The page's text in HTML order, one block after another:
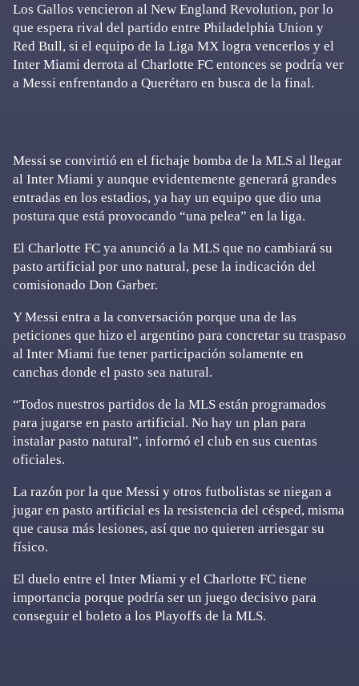
Los Gallos vencieron al New England Revolution, por lo
que espera rival del partido entre Philadelphia Union y
Red Bull, si el equipo de la Liga MX logra vencerlos y el
Inter Miami derrota al Charlotte FC entonces se podría ver
a Messi enfrentando a Querétaro en busca de la final.
Messi se convirtió en el fichaje bomba de la MLS al llegar
al Inter Miami y aunque evidentemente generará grandes
entradas en los estadios, ya hay un equipo que dio una
postura que está provocando “una pelea” en la liga.
El Charlotte FC ya anunció a la MLS que no cambiará su
pasto artificial por uno natural, pese la indicación del
comisionado Don Garber.
Y Messi entra a la conversación porque una de las
peticiones que hizo el argentino para concretar su traspaso
al Inter Miami fue tener participación solamente en
canchas donde el pasto sea natural.
“Todos nuestros partidos de la MLS están programados
para jugarse en pasto artificial. No hay un plan para
instalar pasto natural”, informó el club en sus cuentas
oficiales.
La razón por la que Messi y otros futbolistas se niegan a
jugar en pasto artificial es la resistencia del césped, misma
que causa más lesiones, así que no quieren arriesgar su
físico.
El duelo entre el Inter Miami y el Charlotte FC tiene
importancia porque podría ser un juego decisivo para
conseguir el boleto a los Playoffs de la MLS.